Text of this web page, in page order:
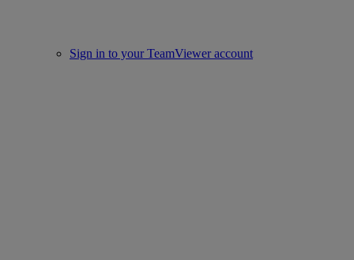
Sign in to your TeamViewer account